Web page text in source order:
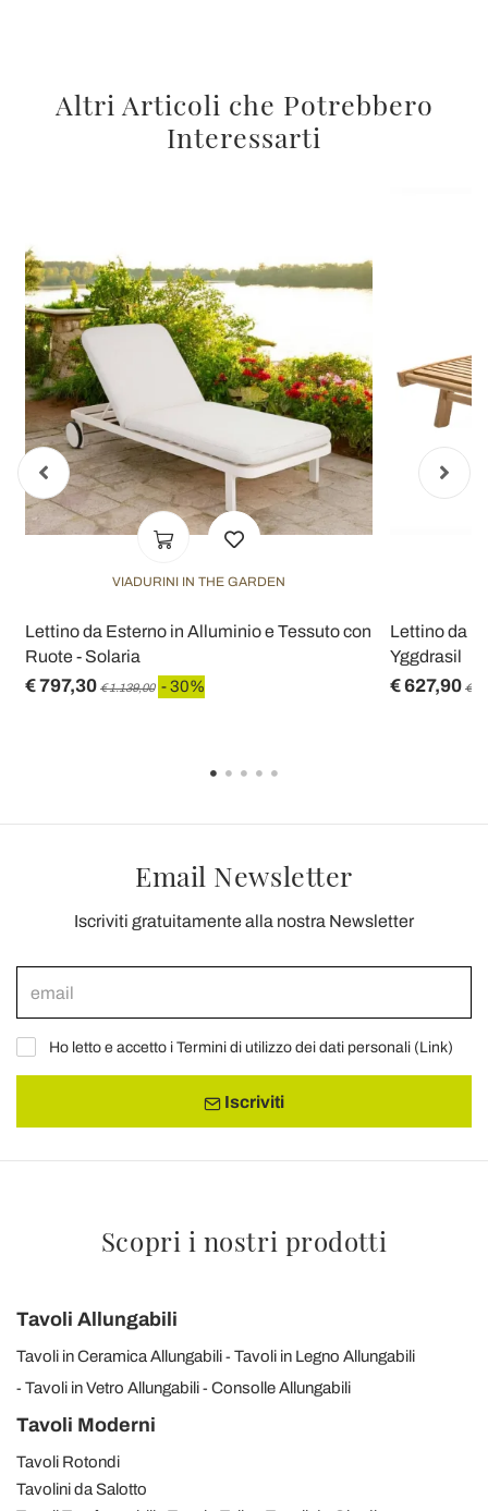
Altri Articoli che Potrebbero
Interessarti
VIADURINI IN THE GARDEN
Lettino da Esterno in Alluminio e Tessuto con
Ruote - Solaria
€ 797,30 € 1.139,00 - 30%
Lettino da
Yggdrasil
€ 627,90 €
Email Newsletter
Iscriviti gratuitamente alla nostra Newsletter
Ho letto e accetto i Termini di utilizzo dei dati personali (Link)
Iscriviti
Scopri i nostri prodotti
Tavoli Allungabili
Tavoli in Ceramica Allungabili
Tavoli in Legno Allungabili
Tavoli in Vetro Allungabili
Consolle Allungabili
Tavoli Moderni
Tavoli Rotondi
Tavolini da Salotto